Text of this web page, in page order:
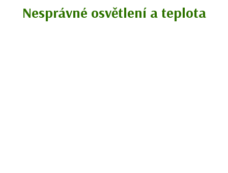
Nesprávné osvětlení a teplota